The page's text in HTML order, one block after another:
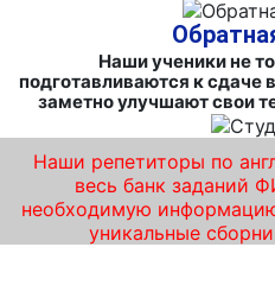
Наши ученики не
подготавливаются к сдаче
заметно улучшают свои
Наши репетиторы по
весь банк заданий
необходимую
уникальные